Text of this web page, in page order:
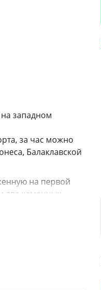
западном
за час можно
Балаклавской
на первой
два каменных
150 гостей. В
перекусить в
доступен